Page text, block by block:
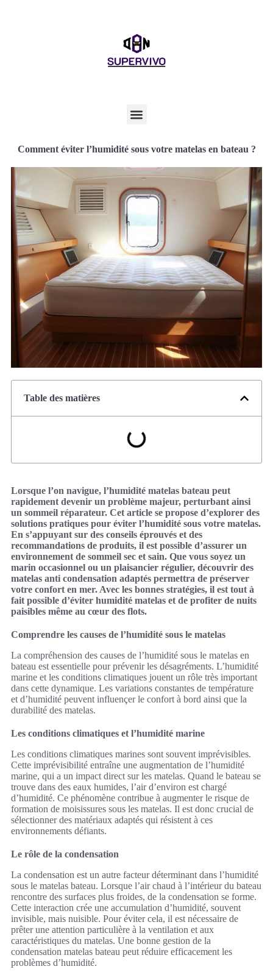
Comment éviter l’humidité sous votre matelas en bateau ?
Table des matières
Lorsque l’on navigue, l’humidité matelas bateau peut
rapidement devenir un problème majeur, perturbant ainsi
un sommeil réparateur. Cet article se propose d’explorer des
solutions pratiques pour éviter l’humidité sous votre matelas.
En s’appuyant sur des conseils éprouvés et des
recommandations de produits, il est possible d’assurer un
environnement de sommeil sec et sain. Que vous soyez un
marin occasionnel ou un plaisancier régulier, découvrir des
matelas anti condensation adaptés permettra de préserver
votre confort en mer. Avec les bonnes stratégies, il est tout à
fait possible d’éviter humidité matelas et de profiter de nuits
paisibles même au cœur des flots.
Comprendre les causes de l’humidité sous le matelas
La compréhension des causes de l’humidité sous le matelas en
bateau est essentielle pour prévenir les désagréments. L’humidité
marine et les conditions climatiques jouent un rôle très important
dans cette dynamique. Les variations constantes de température
et d’humidité peuvent influençer le confort à bord ainsi que la
durabilité des matelas.
Les conditions climatiques et l’humidité marine
Les conditions climatiques marines sont souvent imprévisibles.
Cette imprévisibilité entraîne une augmentation de l’humidité
marine, qui a un impact direct sur les matelas. Quand le bateau se
trouve dans des eaux humides, l’air d’environ est chargé
d’humidité. Ce phénomène contribue à augmenter le risque de
formation de moisissures sous les matelas. Il est donc crucial de
sélectionner des matériaux adaptés qui résistent à ces
environnements défiants.
Le rôle de la condensation
La condensation est un autre facteur déterminant dans l’humidité
sous le matelas bateau. Lorsque l’air chaud à l’intérieur du bateau
rencontre des surfaces plus froides, de la condensation se forme.
Cette interaction crée une accumulation d’humidité, souvent
invisible, mais nuisible. Pour éviter cela, il est nécessaire de
prêter une attention particulière à la ventilation et aux
caractéristiques du matelas. Une bonne gestion de la
condensation matelas bateau peut réduire efficacement les
problèmes d’humidité.